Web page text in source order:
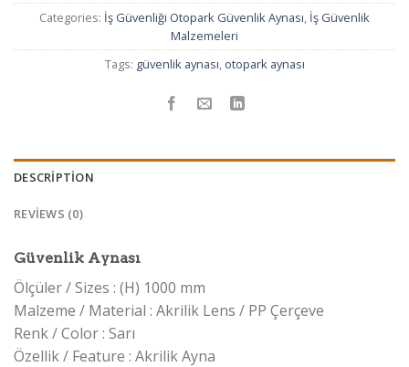
Categories: İş Güvenliği Otopark Güvenlik Aynası, İş Güvenlik
Malzemeleri
Tags: güvenlik aynası, otopark aynası
DESCRIPTION
REVIEWS (0)
Güvenlik Aynası
Ölçüler / Sizes : (H) 1000 mm
Malzeme / Material : Akrilik Lens / PP Çerçeve
Renk / Color : Sarı
Özellik / Feature : Akrilik Ayna